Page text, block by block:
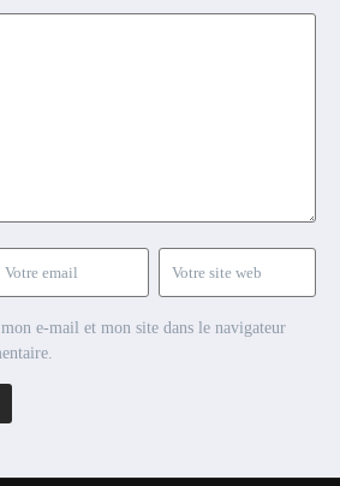
e-mail et mon site dans le navigateur